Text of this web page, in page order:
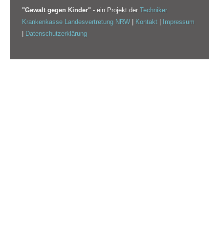
"Gewalt gegen Kinder" - ein Projekt der Techniker
Krankenkasse Landesvertretung NRW | Kontakt | Impressum
| Datenschutzerklärung